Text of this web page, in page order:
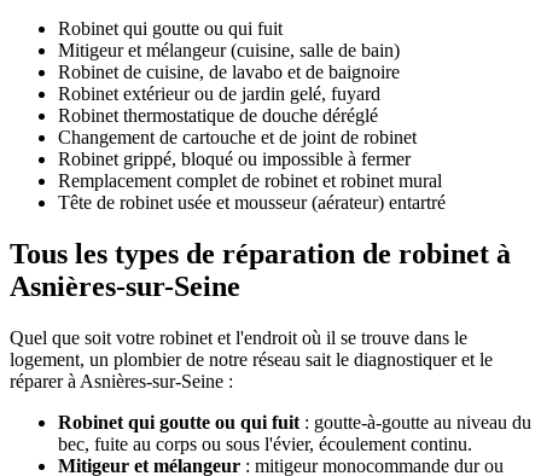
Robinet qui goutte ou qui fuit
Mitigeur et mélangeur (cuisine, salle de bain)
Robinet de cuisine, de lavabo et de baignoire
Robinet extérieur ou de jardin gelé, fuyard
Robinet thermostatique de douche déréglé
Changement de cartouche et de joint de robinet
Robinet grippé, bloqué ou impossible à fermer
Remplacement complet de robinet et robinet mural
Tête de robinet usée et mousseur (aérateur) entartré
Tous les types de réparation de robinet à
Asnières-sur-Seine
Quel que soit votre robinet et l'endroit où il se trouve dans le
logement, un plombier de notre réseau sait le diagnostiquer et le
réparer à Asnières-sur-Seine :
Robinet qui goutte ou qui fuit : goutte-à-goutte au niveau du
bec, fuite au corps ou sous l'évier, écoulement continu.
Mitigeur et mélangeur : mitigeur monocommande dur ou